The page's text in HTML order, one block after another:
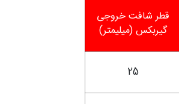
قطر شافت خروجی
گیربکس (میلیمتر)
25